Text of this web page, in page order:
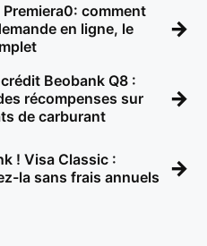
Premiera0: comment
en ligne, le
→
Beobank Q8 :
récompenses sur
de carburant
→
! Visa Classic :
la sans frais annuels
→